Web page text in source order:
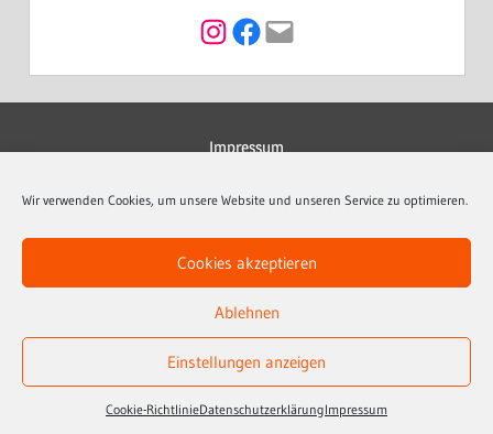
Wir verwenden Cookies, um unsere Website und unseren Service zu optimieren.
Cookies akzeptieren
Ablehnen
Einstellungen anzeigen
Cookie-RichtlinieDatenschutzerklärungImpressum
Instagram
Facebook
Mail
Impressum
Datenschutzerklärung
Kontakt
Cookie-Richtlinie (EU)
© 2023 Hoppecker Dorfjugend 2012 e.V.